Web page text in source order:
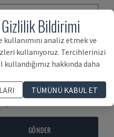
ALMA ŞARTLARI VE
KOŞULLARIBizim kabul
GÖNDER
Gizlilik Bildirimi
analiz etmek ve
kullanıyoruz. Tercihlerinizi
hakkında daha
TÜMÜNÜ KABUL ET